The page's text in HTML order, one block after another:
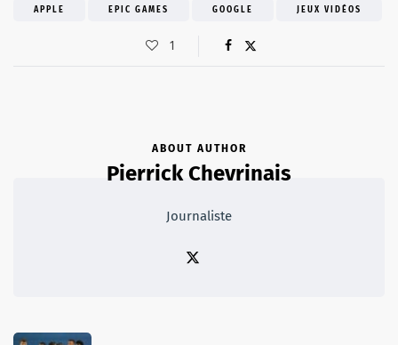
APPLE EPIC GAMES GOOGLE JEUX VIDÉOS
1
ABOUT AUTHOR
Pierrick Chevrinais
Journaliste